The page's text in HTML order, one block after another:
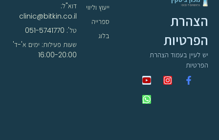
הצהרת
הפרטיות
יש לעיין בעמוד הצהרת
הפרטיות
ייעוץ וליווי
ספרייה
בלוג
דוא"ל:
clinic@bitkin.co.il
טל': 051-5741770
שעות פעילות: ימים א'-ד'
16:00-20:00